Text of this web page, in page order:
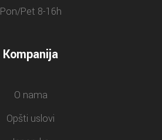
Pon/Pet 8-16h
Kompanija
O nama
Opšti uslovi